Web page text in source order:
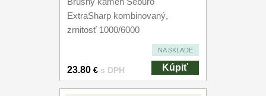
ExtraSharp kombinovaný,
zrnitosť 1000/6000
NA SKLADE
23.80 € s DPH Kúpiť